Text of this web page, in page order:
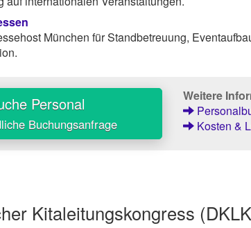
München für Standbetreuung,
Personal
Buchungsanfrage
Weitere
Kosten &
Kitaleitungskongress